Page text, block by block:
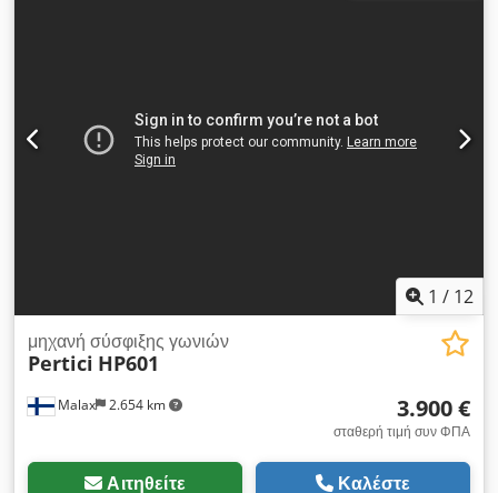
1 / 12
Malax 2.654 km
μηχανή σύσφιξης γωνιών
Pertici HP601
3.900 €
σταθερή τιμή συν ΦΠΑ
Αιτηθείτε Καλέστε